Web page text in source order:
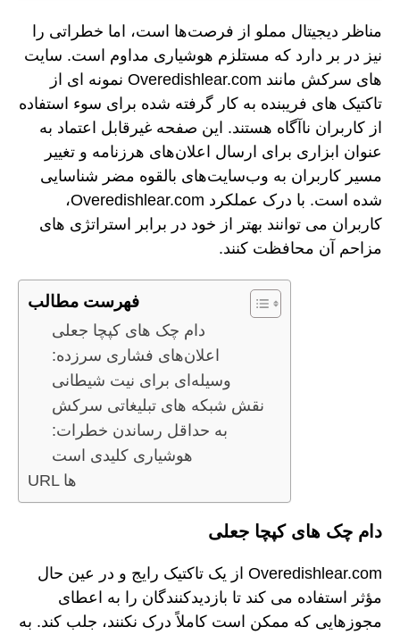
مناظر دیجیتال مملو از فرصت‌ها است، اما خطراتی را
نیز در بر دارد که مستلزم هوشیاری مداوم است. سایت
های سرکش مانند Overedishlear.com نمونه ای از
تاکتیک های فریبنده به کار گرفته شده برای سوء استفاده
از کاربران ناآگاه هستند. این صفحه غیرقابل اعتماد به
عنوان ابزاری برای ارسال اعلان‌های هرزنامه و تغییر
مسیر کاربران به وب‌سایت‌های بالقوه مضر شناسایی
شده است. با درک عملکرد Overedishlear.com،
کاربران می توانند بهتر از خود در برابر استراتژی های
مزاحم آن محافظت کنند.
فهرست مطالب
دام چک های کپچا جعلی
اعلان‌های فشاری سرزده:
وسیله‌ای برای نیت شیطانی
نقش شبکه های تبلیغاتی سرکش
به حداقل رساندن خطرات:
هوشیاری کلیدی است
URL ها
دام چک های کپچا جعلی
Overedishlear.com از یک تاکتیک رایج و در عین حال
مؤثر استفاده می کند تا بازدیدکنندگان را به اعطای
مجوزهایی که ممکن است کاملاً درک نکنند، جلب کند. به